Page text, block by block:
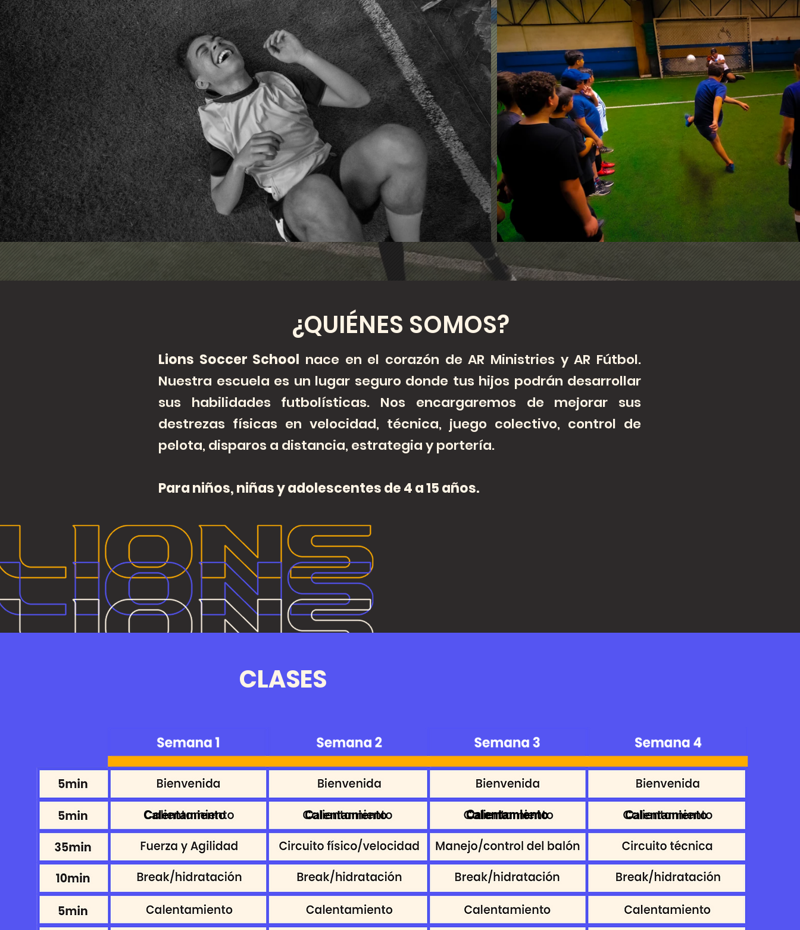
¿QUIÉNES SOMOS?
Lions Soccer School nace en el corazón de AR Ministries y AR Fútbol.
Nuestra escuela es un lugar seguro donde tus hijos podrán desarrollar
sus habilidades futbolísticas. Nos encargaremos de mejorar sus
destrezas físicas en velocidad, técnica, juego colectivo, control de
pelota, disparos a distancia, estrategia y portería.
Para niños, niñas y adolescentes de 4 a 15 años.
CLASES
Calentamiento Calentamiento Calentamiento
Calentamiento Calentamiento